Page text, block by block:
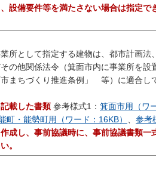
設備要件等を満たさない場合は指定でき
所として指定する建物は、都市計画法、
の他関係法令（箕面市内に事業所を設置
まちづくり推進条例」 等）に適合して
載した書類 参考様式1： 箕面市用（ワー
町・能勢町用（ワード：16KB）
参考様
成し、事前協議時に、事前協議書類一式
。